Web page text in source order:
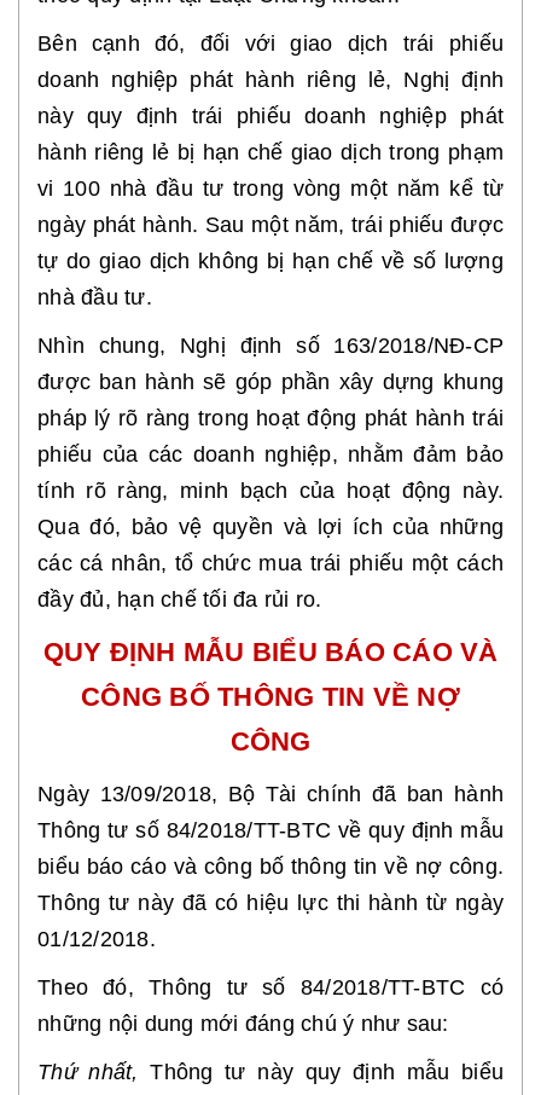
Bên cạnh đó, đối với giao dịch trái phiếu
doanh nghiệp phát hành riêng lẻ, Nghị định
này quy định trái phiếu doanh nghiệp phát
hành riêng lẻ bị hạn chế giao dịch trong phạm
vi 100 nhà đầu tư trong vòng một năm kể từ
ngày phát hành. Sau một năm, trái phiếu được
tự do giao dịch không bị hạn chế về số lượng
nhà đầu tư.
Nhìn chung, Nghị định số 163/2018/NĐ-CP
được ban hành sẽ góp phần xây dựng khung
pháp lý rõ ràng trong hoạt động phát hành trái
phiếu của các doanh nghiệp, nhằm đảm bảo
tính rõ ràng, minh bạch của hoạt động này.
Qua đó, bảo vệ quyền và lợi ích của những
các cá nhân, tổ chức mua trái phiếu một cách
đầy đủ, hạn chế tối đa rủi ro.
QUY ĐỊNH MẪU BIỂU BÁO CÁO VÀ
CÔNG BỐ THÔNG TIN VỀ NỢ
CÔNG
Ngày 13/09/2018, Bộ Tài chính đã ban hành
Thông tư số 84/2018/TT-BTC về quy định mẫu
biểu báo cáo và công bố thông tin về nợ công.
Thông tư này đã có hiệu lực thi hành từ ngày
01/12/2018.
Theo đó, Thông tư số 84/2018/TT-BTC có
những nội dung mới đáng chú ý như sau:
Thứ nhất, Thông tư này quy định mẫu biểu